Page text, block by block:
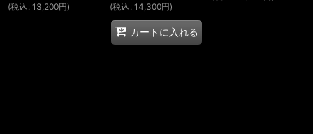
(税込 : 13,200円)
(税込 : 14,300円)
カートに入れる